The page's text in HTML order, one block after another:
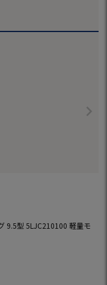
9.5型 5LJC210100 軽量モ